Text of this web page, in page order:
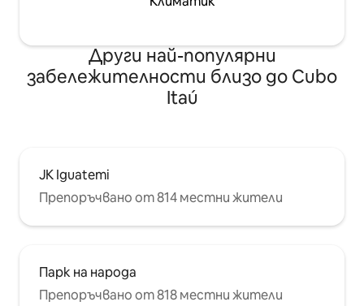
Други най-популярни
забележителности близо до Cubo
Itaú
JK Iguatemi
Препоръчвано от 814 местни жители
Парк на народа
Препоръчвано от 818 местни жители